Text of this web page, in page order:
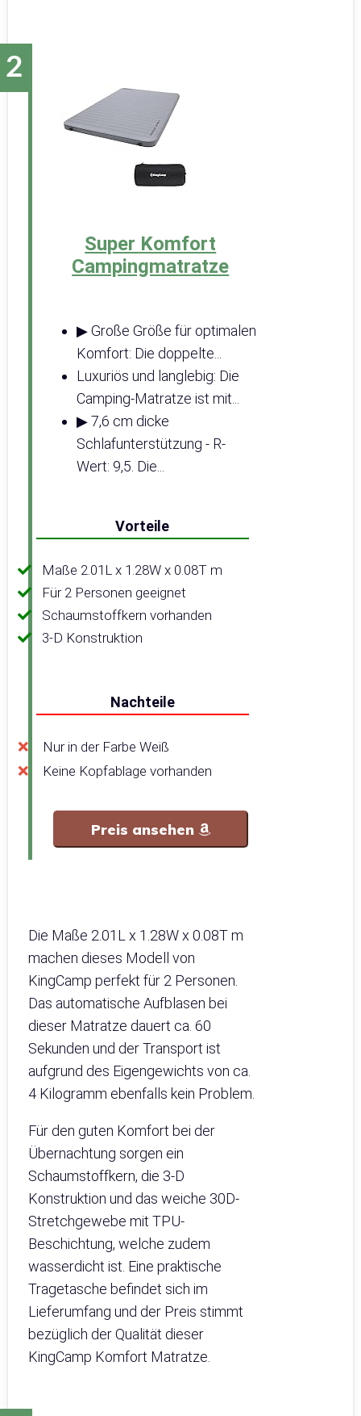
Super Komfort
Campingmatratze
▶ Große Größe für optimalen
Komfort: Die doppelte...
Luxuriös und langlebig: Die
Camping-Matratze ist mit...
▶ 7,6 cm dicke
Schlafunterstützung - R-
Wert: 9,5. Die...
Vorteile
Maße 2.01L x 1.28W x 0.08T m
Für 2 Personen geeignet
Schaumstoffkern vorhanden
3-D Konstruktion
Nachteile
Nur in der Farbe Weiß
Keine Kopfablage vorhanden
Preis ansehen
Die Maße 2.01L x 1.28W x 0.08T m
machen dieses Modell von
KingCamp perfekt für 2 Personen.
Das automatische Aufblasen bei
dieser Matratze dauert ca. 60
Sekunden und der Transport ist
aufgrund des Eigengewichts von ca.
4 Kilogramm ebenfalls kein Problem.
Für den guten Komfort bei der
Übernachtung sorgen ein
Schaumstoffkern, die 3-D
Konstruktion und das weiche 30D-
Stretchgewebe mit TPU-
Beschichtung, welche zudem
wasserdicht ist. Eine praktische
Tragetasche befindet sich im
Lieferumfang und der Preis stimmt
bezüglich der Qualität dieser
KingCamp Komfort Matratze.